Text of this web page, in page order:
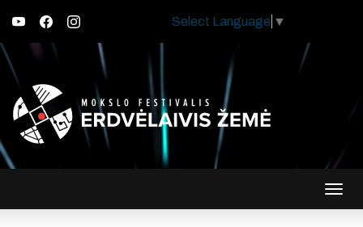
Select Language ▼